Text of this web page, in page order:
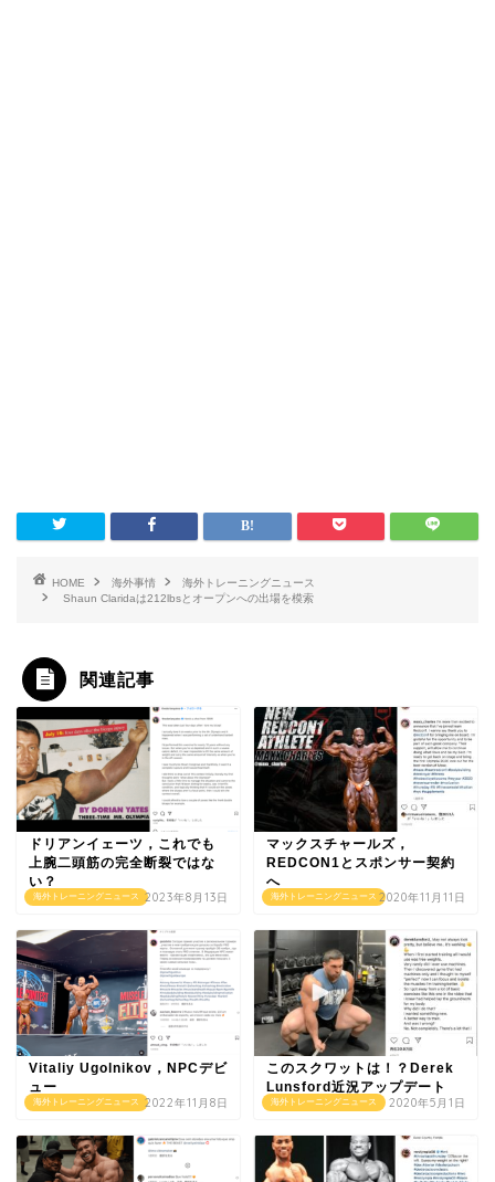
HOME 海外事情
海外トレーニングニュース
Shaun Claridaは212lbsとオープンへの出場を模索
関連記事
海外トレーニングニュース
ドリアンイェーツ，これでも
上腕二頭筋の完全断裂ではな
い？
2023年8月13日 海外トレーニングニュース
マックスチャールズ，
REDCON1とスポンサー契約
へ
2020年11月11日
海外トレーニングニュース
Vitaliy Ugolnikov，NPCデビ
ュー
2022年11月8日 海外トレーニングニュース
このスクワットは！？Derek
Lunsford近況アップデート
2020年5月1日